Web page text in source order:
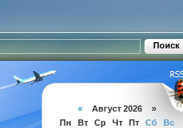
« Август 2026 »
Пн
Вт Ср Чт Пт Сб
Вс